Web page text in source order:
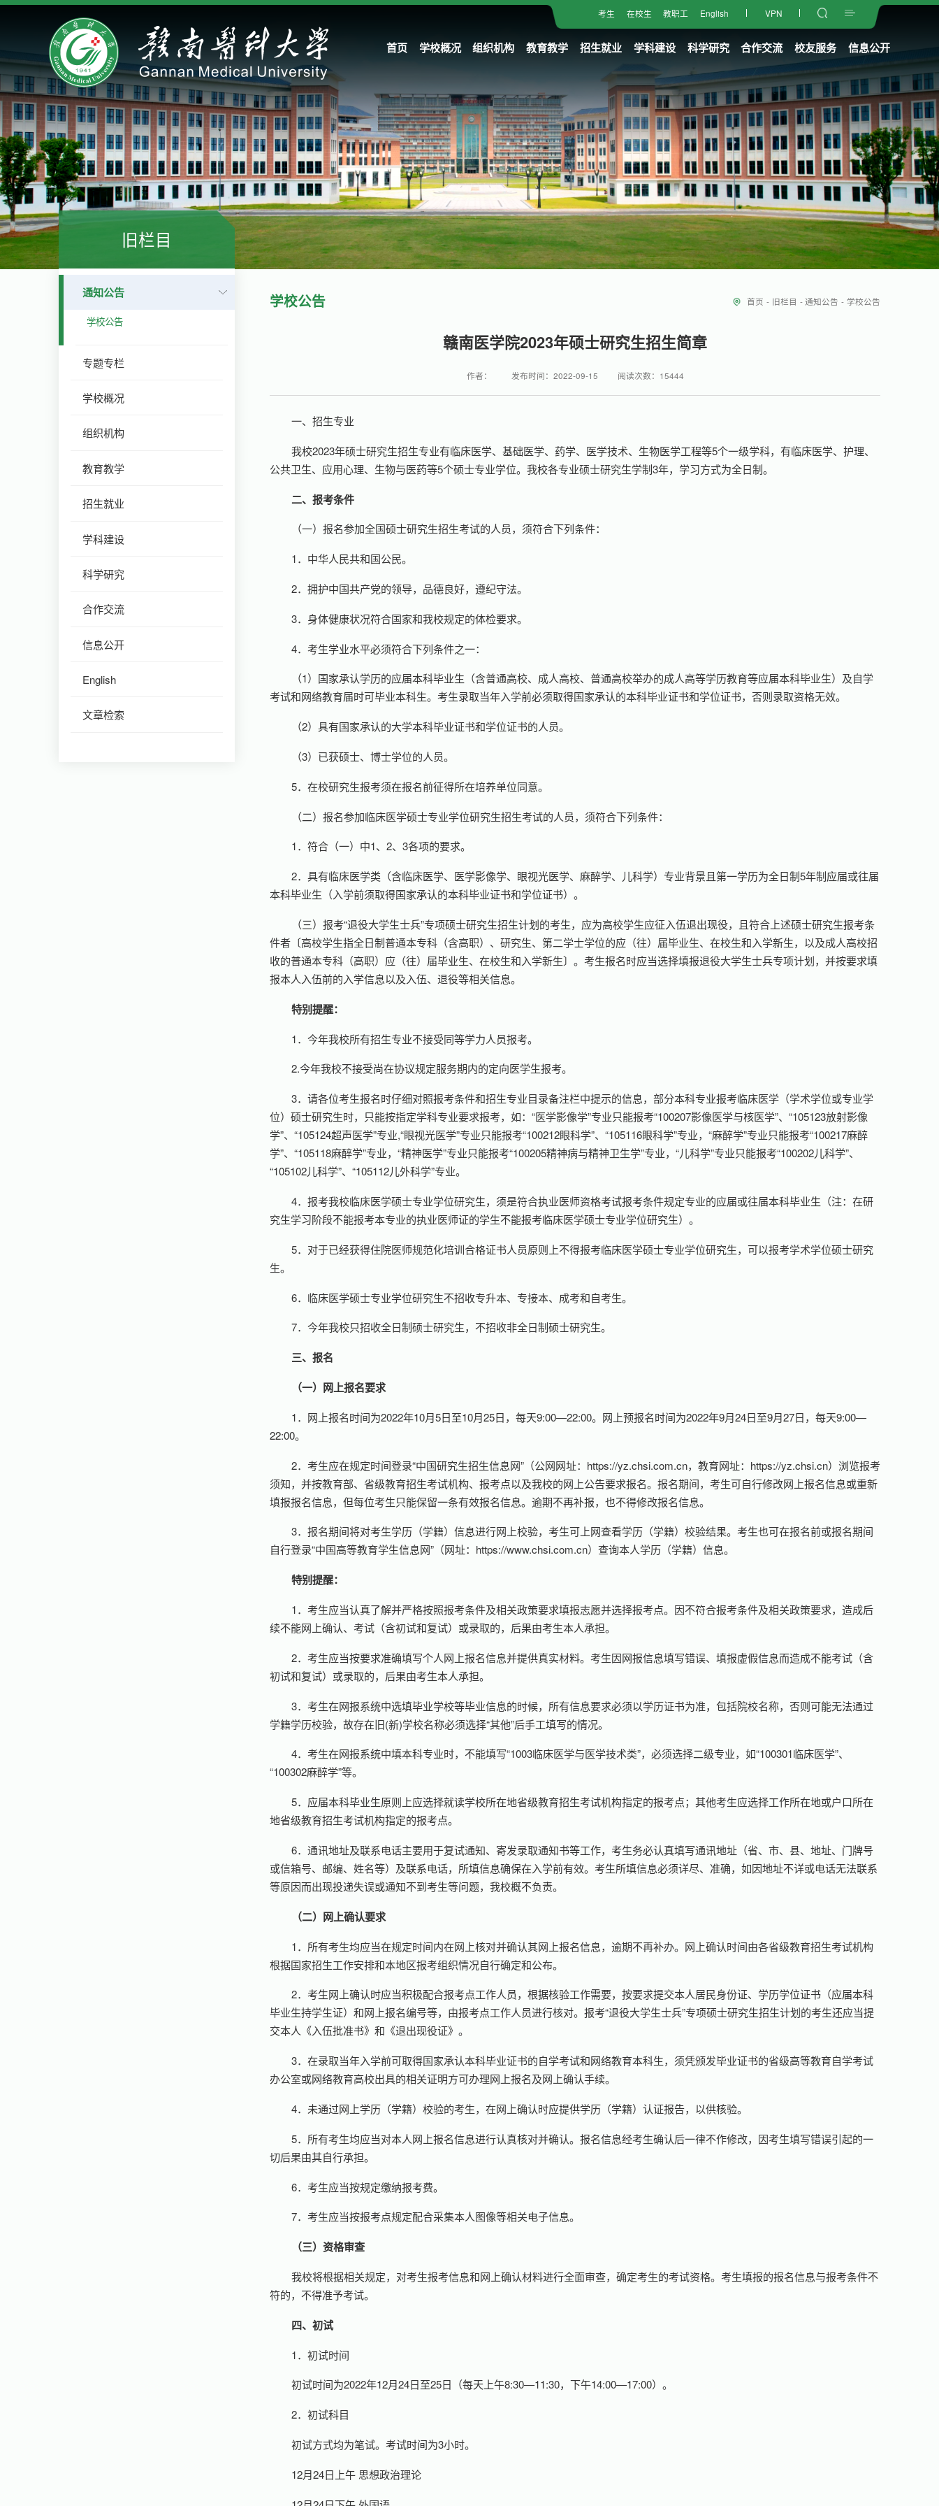
考生 在校生 教职工 English VPN
首页 学校概况 组织机构 教育教学 招生就业 学科建设 科学研究 合作交流 校友服务 信息公开
旧栏目
通知公告
学校公告
专题专栏
学校概况
组织机构
教育教学
招生就业
学科建设
科学研究
合作交流
信息公开
English
文章检索
学校公告 首页 - 旧栏目 - 通知公告 - 学校公告
赣南医学院2023年硕士研究生招生简章
作者： 发布时间：2022-09-15 阅读次数： 15444
一、招生专业
我校2023年硕士研究生招生专业有临床医学、基础医学、药学、医学技术、生物医学工程等5个一级学科，有临床医学、护理、
公共卫生、应用心理、生物与医药等5个硕士专业学位。我校各专业硕士研究生学制3年，学习方式为全日制。
二、报考条件
（一）报名参加全国硕士研究生招生考试的人员，须符合下列条件：
1．中华人民共和国公民。
2．拥护中国共产党的领导，品德良好，遵纪守法。
3．身体健康状况符合国家和我校规定的体检要求。
4．考生学业水平必须符合下列条件之一：
（1）国家承认学历的应届本科毕业生（含普通高校、成人高校、普通高校举办的成人高等学历教育等应届本科毕业生）及自学
考试和网络教育届时可毕业本科生。考生录取当年入学前必须取得国家承认的本科毕业证书和学位证书，否则录取资格无效。
（2）具有国家承认的大学本科毕业证书和学位证书的人员。
（3）已获硕士、博士学位的人员。
5．在校研究生报考须在报名前征得所在培养单位同意。
（二）报名参加临床医学硕士专业学位研究生招生考试的人员，须符合下列条件：
1．符合（一）中1、2、3各项的要求。
2．具有临床医学类（含临床医学、医学影像学、眼视光医学、麻醉学、儿科学）专业背景且第一学历为全日制5年制应届或往届
本科毕业生（入学前须取得国家承认的本科毕业证书和学位证书）。
（三）报考“退役大学生士兵”专项硕士研究生招生计划的考生，应为高校学生应征入伍退出现役，且符合上述硕士研究生报考条
件者〔高校学生指全日制普通本专科（含高职）、研究生、第二学士学位的应（往）届毕业生、在校生和入学新生，以及成人高校招
收的普通本专科（高职）应（往）届毕业生、在校生和入学新生〕。考生报名时应当选择填报退役大学生士兵专项计划，并按要求填
报本人入伍前的入学信息以及入伍、退役等相关信息。
特别提醒：
1．今年我校所有招生专业不接受同等学力人员报考。
2.今年我校不接受尚在协议规定服务期内的定向医学生报考。
3．请各位考生报名时仔细对照报考条件和招生专业目录备注栏中提示的信息，部分本科专业报考临床医学（学术学位或专业学
位）硕士研究生时，只能按指定学科专业要求报考，如：“医学影像学”专业只能报考“100207影像医学与核医学”、“105123放射影像
学”、“105124超声医学”专业,“眼视光医学”专业只能报考“100212眼科学”、“105116眼科学”专业，“麻醉学”专业只能报考“100217麻醉
学”、“105118麻醉学”专业，“精神医学”专业只能报考“100205精神病与精神卫生学”专业，“儿科学”专业只能报考“100202儿科学”、
“105102儿科学”、“105112儿外科学”专业。
4．报考我校临床医学硕士专业学位研究生，须是符合执业医师资格考试报考条件规定专业的应届或往届本科毕业生（注：在研
究生学习阶段不能报考本专业的执业医师证的学生不能报考临床医学硕士专业学位研究生）。
5．对于已经获得住院医师规范化培训合格证书人员原则上不得报考临床医学硕士专业学位研究生，可以报考学术学位硕士研究
生。
6．临床医学硕士专业学位研究生不招收专升本、专接本、成考和自考生。
7．今年我校只招收全日制硕士研究生，不招收非全日制硕士研究生。
三、报名
（一）网上报名要求
1．网上报名时间为2022年10月5日至10月25日，每天9:00—22:00。网上预报名时间为2022年9月24日至9月27日，每天9:00—
22:00。
2．考生应在规定时间登录“中国研究生招生信息网”（公网网址：https://yz.chsi.com.cn，教育网址：https://yz.chsi.cn）浏览报考
须知，并按教育部、省级教育招生考试机构、报考点以及我校的网上公告要求报名。报名期间，考生可自行修改网上报名信息或重新
填报报名信息，但每位考生只能保留一条有效报名信息。逾期不再补报，也不得修改报名信息。
3．报名期间将对考生学历（学籍）信息进行网上校验，考生可上网查看学历（学籍）校验结果。考生也可在报名前或报名期间
自行登录“中国高等教育学生信息网”（网址：https://www.chsi.com.cn）查询本人学历（学籍）信息。
特别提醒：
1．考生应当认真了解并严格按照报考条件及相关政策要求填报志愿并选择报考点。因不符合报考条件及相关政策要求，造成后
续不能网上确认、考试（含初试和复试）或录取的，后果由考生本人承担。
2．考生应当按要求准确填写个人网上报名信息并提供真实材料。考生因网报信息填写错误、填报虚假信息而造成不能考试（含
初试和复试）或录取的，后果由考生本人承担。
3．考生在网报系统中选填毕业学校等毕业信息的时候，所有信息要求必须以学历证书为准，包括院校名称，否则可能无法通过
学籍学历校验，故存在旧(新)学校名称必须选择“其他”后手工填写的情况。
4．考生在网报系统中填本科专业时，不能填写“1003临床医学与医学技术类”，必须选择二级专业，如“100301临床医学”、
“100302麻醉学”等。
5．应届本科毕业生原则上应选择就读学校所在地省级教育招生考试机构指定的报考点；其他考生应选择工作所在地或户口所在
地省级教育招生考试机构指定的报考点。
6．通讯地址及联系电话主要用于复试通知、寄发录取通知书等工作，考生务必认真填写通讯地址（省、市、县、地址、门牌号
或信箱号、邮编、姓名等）及联系电话，所填信息确保在入学前有效。考生所填信息必须详尽、准确，如因地址不详或电话无法联系
等原因而出现投递失误或通知不到考生等问题，我校概不负责。
（二）网上确认要求
1．所有考生均应当在规定时间内在网上核对并确认其网上报名信息，逾期不再补办。网上确认时间由各省级教育招生考试机构
根据国家招生工作安排和本地区报考组织情况自行确定和公布。
2．考生网上确认时应当积极配合报考点工作人员，根据核验工作需要，按要求提交本人居民身份证、学历学位证书（应届本科
毕业生持学生证）和网上报名编号等，由报考点工作人员进行核对。报考“退役大学生士兵”专项硕士研究生招生计划的考生还应当提
交本人《入伍批准书》和《退出现役证》。
3．在录取当年入学前可取得国家承认本科毕业证书的自学考试和网络教育本科生，须凭颁发毕业证书的省级高等教育自学考试
办公室或网络教育高校出具的相关证明方可办理网上报名及网上确认手续。
4．未通过网上学历（学籍）校验的考生，在网上确认时应提供学历（学籍）认证报告，以供核验。
5．所有考生均应当对本人网上报名信息进行认真核对并确认。报名信息经考生确认后一律不作修改，因考生填写错误引起的一
切后果由其自行承担。
6．考生应当按规定缴纳报考费。
7．考生应当按报考点规定配合采集本人图像等相关电子信息。
（三）资格审查
我校将根据相关规定，对考生报考信息和网上确认材料进行全面审查，确定考生的考试资格。考生填报的报名信息与报考条件不
符的，不得准予考试。
四、初试
1．初试时间
初试时间为2022年12月24日至25日（每天上午8:30—11:30，下午14:00—17:00）。
2．初试科目
初试方式均为笔试。考试时间为3小时。
12月24日上午 思想政治理论